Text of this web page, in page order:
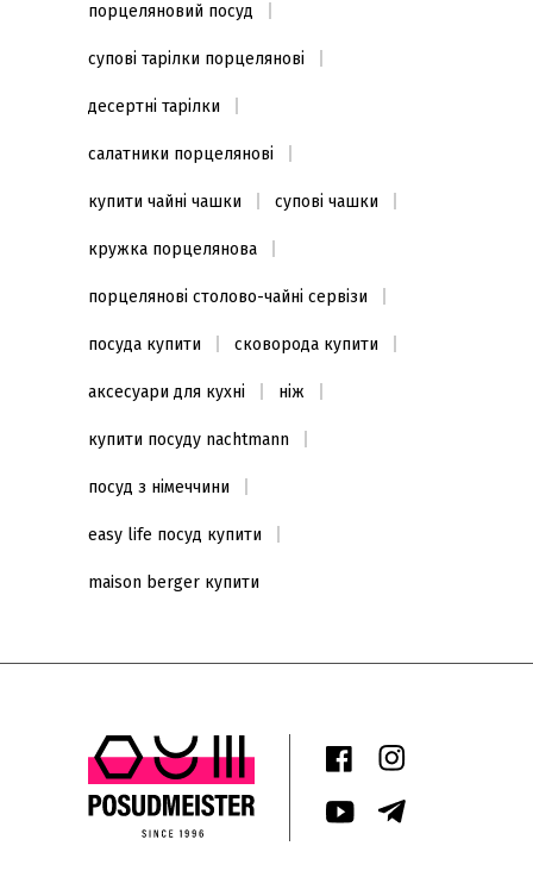
порцеляновий посуд
супові тарілки порцелянові
десертні тарілки
салатники порцелянові
купити чайні чашки супові чашки
кружка порцелянова
порцелянові столово-чайні сервізи
посуда купити сковорода купити
аксесуари для кухні ніж
купити посуду nachtmann
посуд з німеччини
easy life посуд купити
maison berger купити